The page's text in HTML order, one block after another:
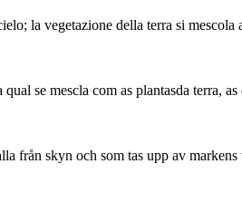
la vegetazione della terra si
se mescla com as plantasda terra,
skyn och som tas upp av